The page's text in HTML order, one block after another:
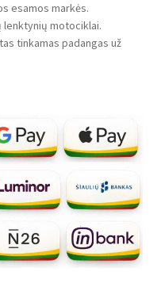
esamos markės.
motociklai.
tinkamas padangas už